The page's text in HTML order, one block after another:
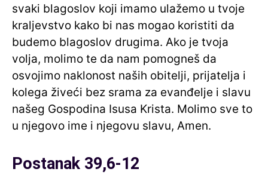
svaki blagoslov koji imamo ulažemo u tvoje
kraljevstvo kako bi nas mogao koristiti da
budemo blagoslov drugima. Ako je tvoja
volja, molimo te da nam pomogneš da
osvojimo naklonost naših obitelji, prijatelja i
kolega živeći bez srama za evanđelje i slavu
našeg Gospodina Isusa Krista. Molimo sve to
u njegovo ime i njegovu slavu, Amen.
Postanak 39,6-12